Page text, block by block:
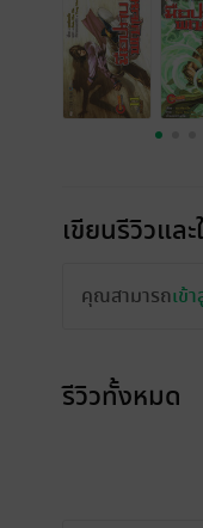
เขียนรีวิวแล
คุณสามารถเข้
รีวิวทั้งหมด